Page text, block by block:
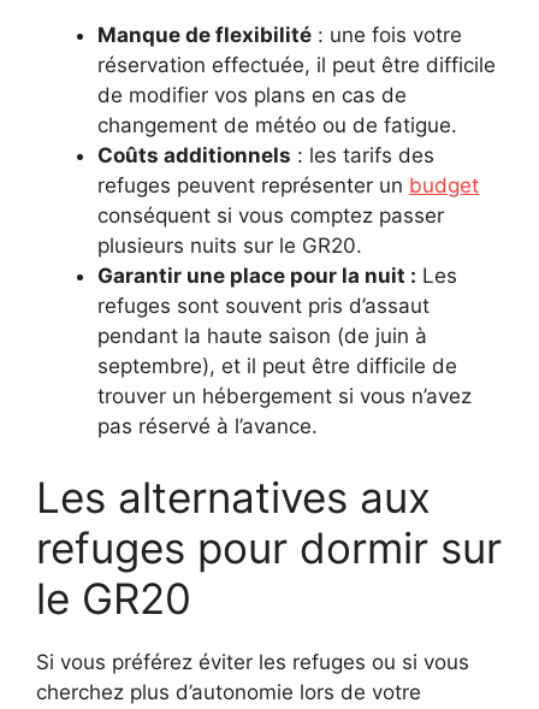
Manque de flexibilité : une fois votre
réservation effectuée, il peut être difficile
de modifier vos plans en cas de
changement de météo ou de fatigue.
Coûts additionnels : les tarifs des
refuges peuvent représenter un budget
conséquent si vous comptez passer
plusieurs nuits sur le GR20.
Garantir une place pour la nuit : Les
refuges sont souvent pris d’assaut
pendant la haute saison (de juin à
septembre), et il peut être difficile de
trouver un hébergement si vous n’avez
pas réservé à l’avance.
Les alternatives aux
refuges pour dormir sur
le GR20
Si vous préférez éviter les refuges ou si vous
cherchez plus d’autonomie lors de votre